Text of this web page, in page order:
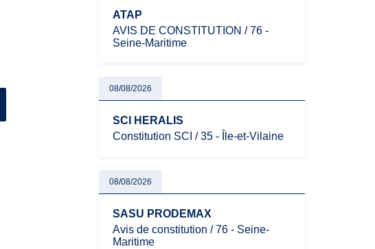
ATAP
AVIS DE CONSTITUTION / 76 -
Seine-Maritime
08/08/2026
SCI HERALIS
Constitution SCI / 35 - Île-et-Vilaine
08/08/2026
SASU PRODEMAX
Avis de constitution / 76 - Seine-
Maritime